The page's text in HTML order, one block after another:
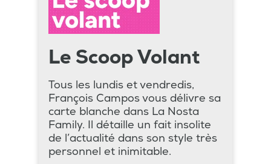
Le Scoop Volant
Tous les lundis et vendredis,
François Campos vous délivre sa
carte blanche dans La Nosta
Family. Il détaille un fait insolite
de l’actualité dans son style très
personnel et inimitable.